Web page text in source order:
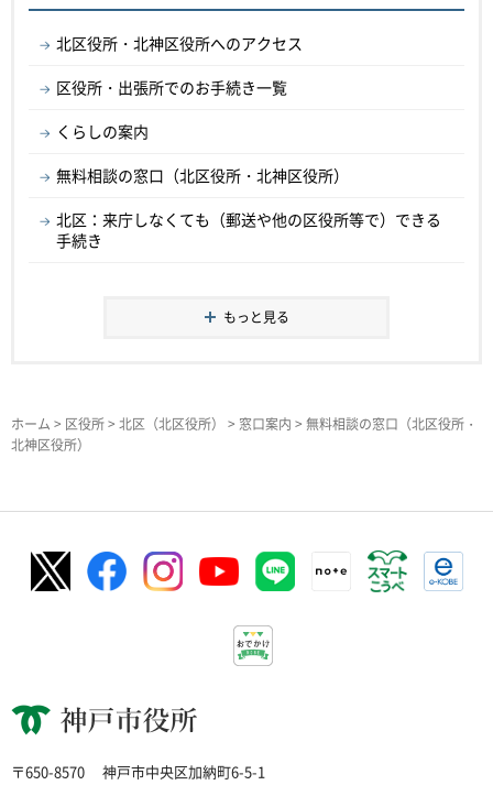
北区役所・北神区役所へのアクセス
区役所・出張所でのお手続き一覧
くらしの案内
無料相談の窓口（北区役所・北神区役所）
北区：来庁しなくても（郵送や他の区役所等で）できる
手続き
もっと見る
ホーム > 区役所> 北区（北区役所） > 窓口案内 > 無料相談の窓口（北区役所・
北神区役所）
神戸市役所
〒650-8570 神戸市中央区加納町6-5-1